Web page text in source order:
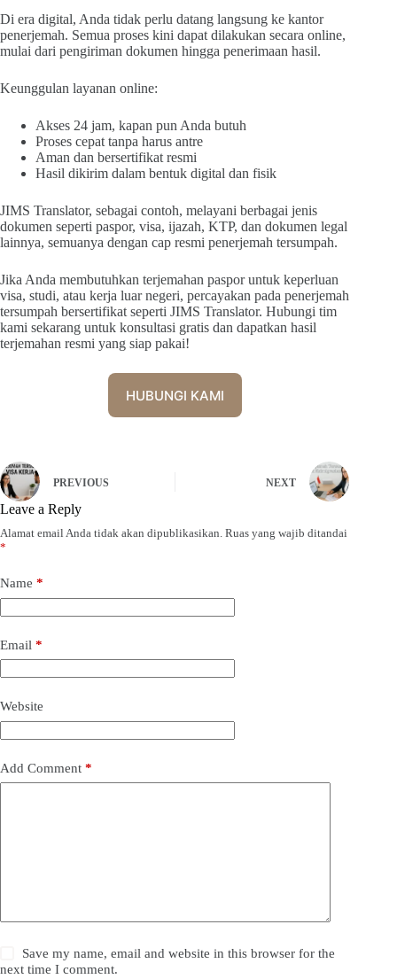
Di era digital, Anda tidak perlu datang langsung ke kantor
penerjemah. Semua proses kini dapat dilakukan secara online,
mulai dari pengiriman dokumen hingga penerimaan hasil.
Keunggulan layanan online:
Akses 24 jam, kapan pun Anda butuh
Proses cepat tanpa harus antre
Aman dan bersertifikat resmi
Hasil dikirim dalam bentuk digital dan fisik
JIMS Translator, sebagai contoh, melayani berbagai jenis
dokumen seperti paspor, visa, ijazah, KTP, dan dokumen legal
lainnya, semuanya dengan cap resmi penerjemah tersumpah.
Jika Anda membutuhkan terjemahan paspor untuk keperluan
visa, studi, atau kerja luar negeri, percayakan pada penerjemah
tersumpah bersertifikat seperti JIMS Translator. Hubungi tim
kami sekarang untuk konsultasi gratis dan dapatkan hasil
terjemahan resmi yang siap pakai!
HUBUNGI KAMI
PREVIOUS NEXT
Leave a Reply
Alamat email Anda tidak akan dipublikasikan. Ruas yang wajib ditandai
*
Name *
Email *
Website
Add Comment *
Save my name, email and website in this browser for the
next time I comment.